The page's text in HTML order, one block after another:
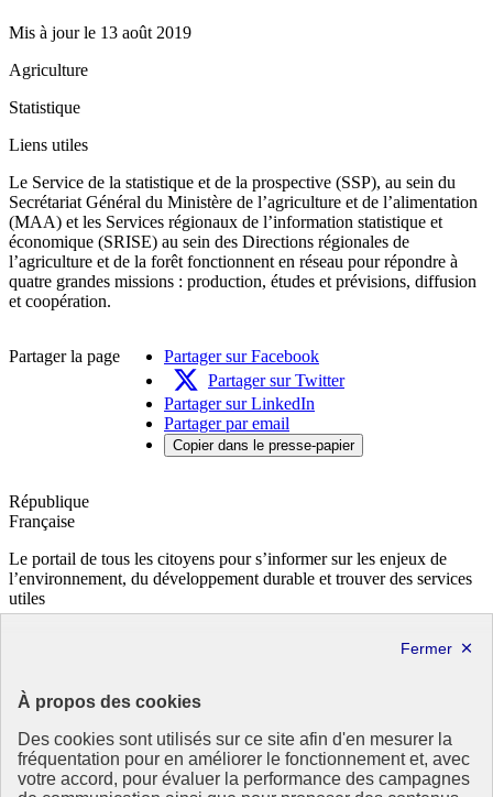
À propos des cookies
Des cookies sont utilisés sur ce site afin d'en mesurer la
fréquentation pour en améliorer le fonctionnement et, avec
votre accord, pour évaluer la performance des campagnes
Mis à jour le 13 août 2019
Agriculture
Statistique
Liens utiles
Le Service de la statistique et de la prospective (SSP), au sein du
Secrétariat Général du Ministère de l’agriculture et de l’alimentation
(MAA) et les Services régionaux de l’information statistique et
économique (SRISE) au sein des Directions régionales de
l’agriculture et de la forêt fonctionnent en réseau pour répondre à
quatre grandes missions : production, études et prévisions, diffusion
et coopération.
Partager la page
Partager sur Facebook
Partager sur Twitter
Partager sur LinkedIn
Partager par email
Copier dans le presse-papier
République
Française
Le portail de tous les citoyens pour s’informer sur les enjeux de
l’environnement, du développement durable et trouver des services
utiles
data.gouv.fr- ouvre une nouvelle fenêtre
Partenaire